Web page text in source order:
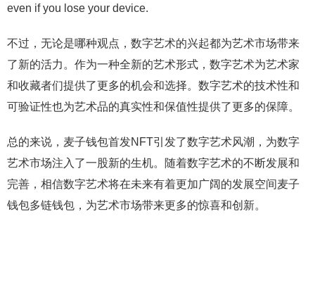
even if you lose your device.
不过，无论是哪种观点，数字艺术的兴起都为艺术市场带来
了新的活力。作为一种全新的艺术形式，数字艺术为艺术家
和收藏者们提供了更多的机会和选择。数字艺术的技术性和
可验证性也为艺术品的真实性和保值性提供了更多的保障。
总的来说，麦子钱包首发NFT引发了数字艺术风潮，为数字
艺术市场注入了一股新的生机。随着数字艺术的不断发展和
完善，相信数字艺术将在未来有着更加广阔的发展空间麦子
钱包多链钱包，为艺术市场带来更多的惊喜和创新。